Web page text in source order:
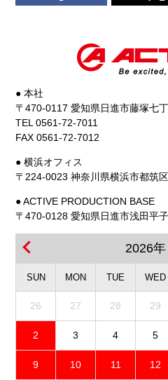
● 本社
〒470-0117 愛知県日進市藤塚七
TEL 0561-72-7011
FAX 0561-72-7012
● 横浜オフィス
〒224-0023 神奈川県横浜市都筑
● ACTIVE PRODUCTION BASE
〒470-0128 愛知県日進市浅田平
2026年
SUN MON TUE WED
26 27 28 29
2 3 4 5
9 10 11 12